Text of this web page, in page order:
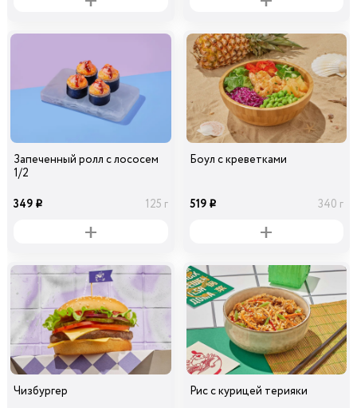
Запеченный ролл с лососем
1/2
349 i 125 г
Боул с креветками
519 i 340 г
Чизбургер Рис с курицей терияки